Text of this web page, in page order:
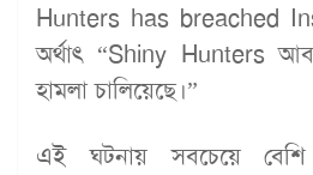
Hunters has breached
অর্থাৎ “Shiny Hunters
হামলা চালিয়েছে।”
এই ঘটনায় সবচেয়ে বেশি